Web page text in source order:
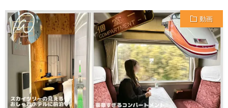
動画